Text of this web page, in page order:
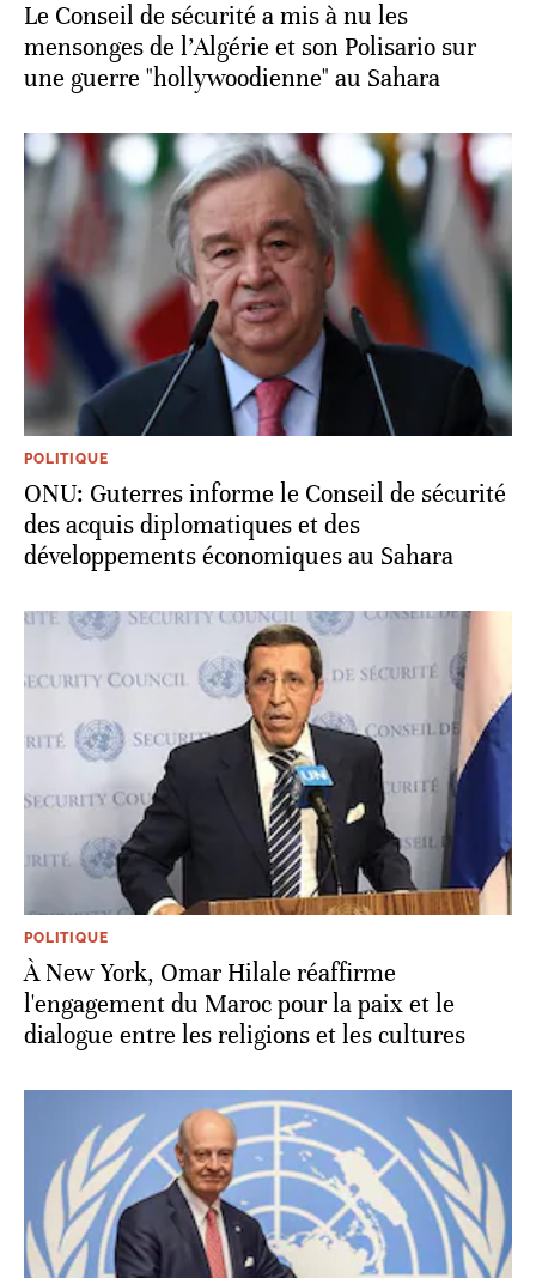
Le Conseil de sécurité a mis à nu les
mensonges de l’Algérie et son Polisario sur
une guerre "hollywoodienne" au Sahara
POLITIQUE
ONU: Guterres informe le Conseil de sécurité
des acquis diplomatiques et des
développements économiques au Sahara
POLITIQUE
À New York, Omar Hilale réaffirme
l'engagement du Maroc pour la paix et le
dialogue entre les religions et les cultures